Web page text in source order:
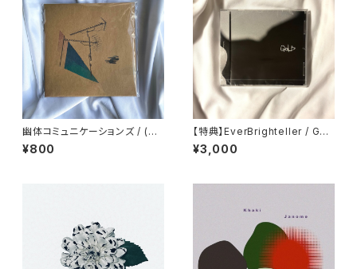
幽体コミュニケーションズ / (汽
水のコピー)
¥800
【特典】EverBrighteller / GOL
D
¥3,000